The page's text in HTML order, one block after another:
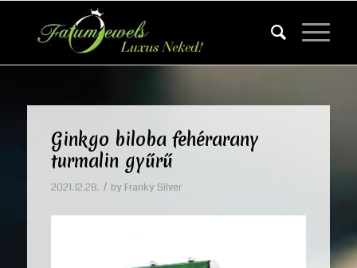
Ginkgo biloba fehérarany
turmalin gyűrű
2021.12.28. / by Franky Silver